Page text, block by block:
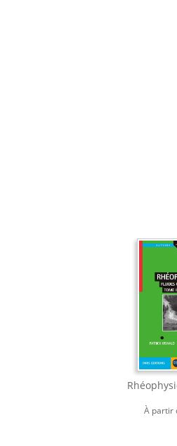
À partir